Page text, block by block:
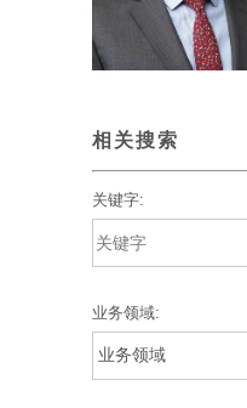
相关搜索
关键字:
业务领域: